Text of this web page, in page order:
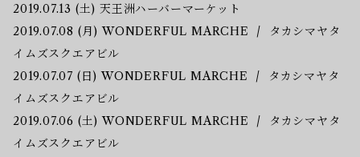
2019.07.13 (土) 天王洲ハーバーマーケット
2019.07.08 (月) WONDERFUL MARCHE / タカシマヤタ
イムズスクエアビル
2019.07.07 (日) WONDERFUL MARCHE / タカシマヤタ
イムズスクエアビル
2019.07.06 (土) WONDERFUL MARCHE / タカシマヤタ
イムズスクエアビル